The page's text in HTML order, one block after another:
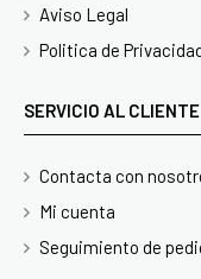
Aviso Legal
Politica de
SERVICIO AL CLIENTE
Contacta con
Mi cuenta
Seguimiento de